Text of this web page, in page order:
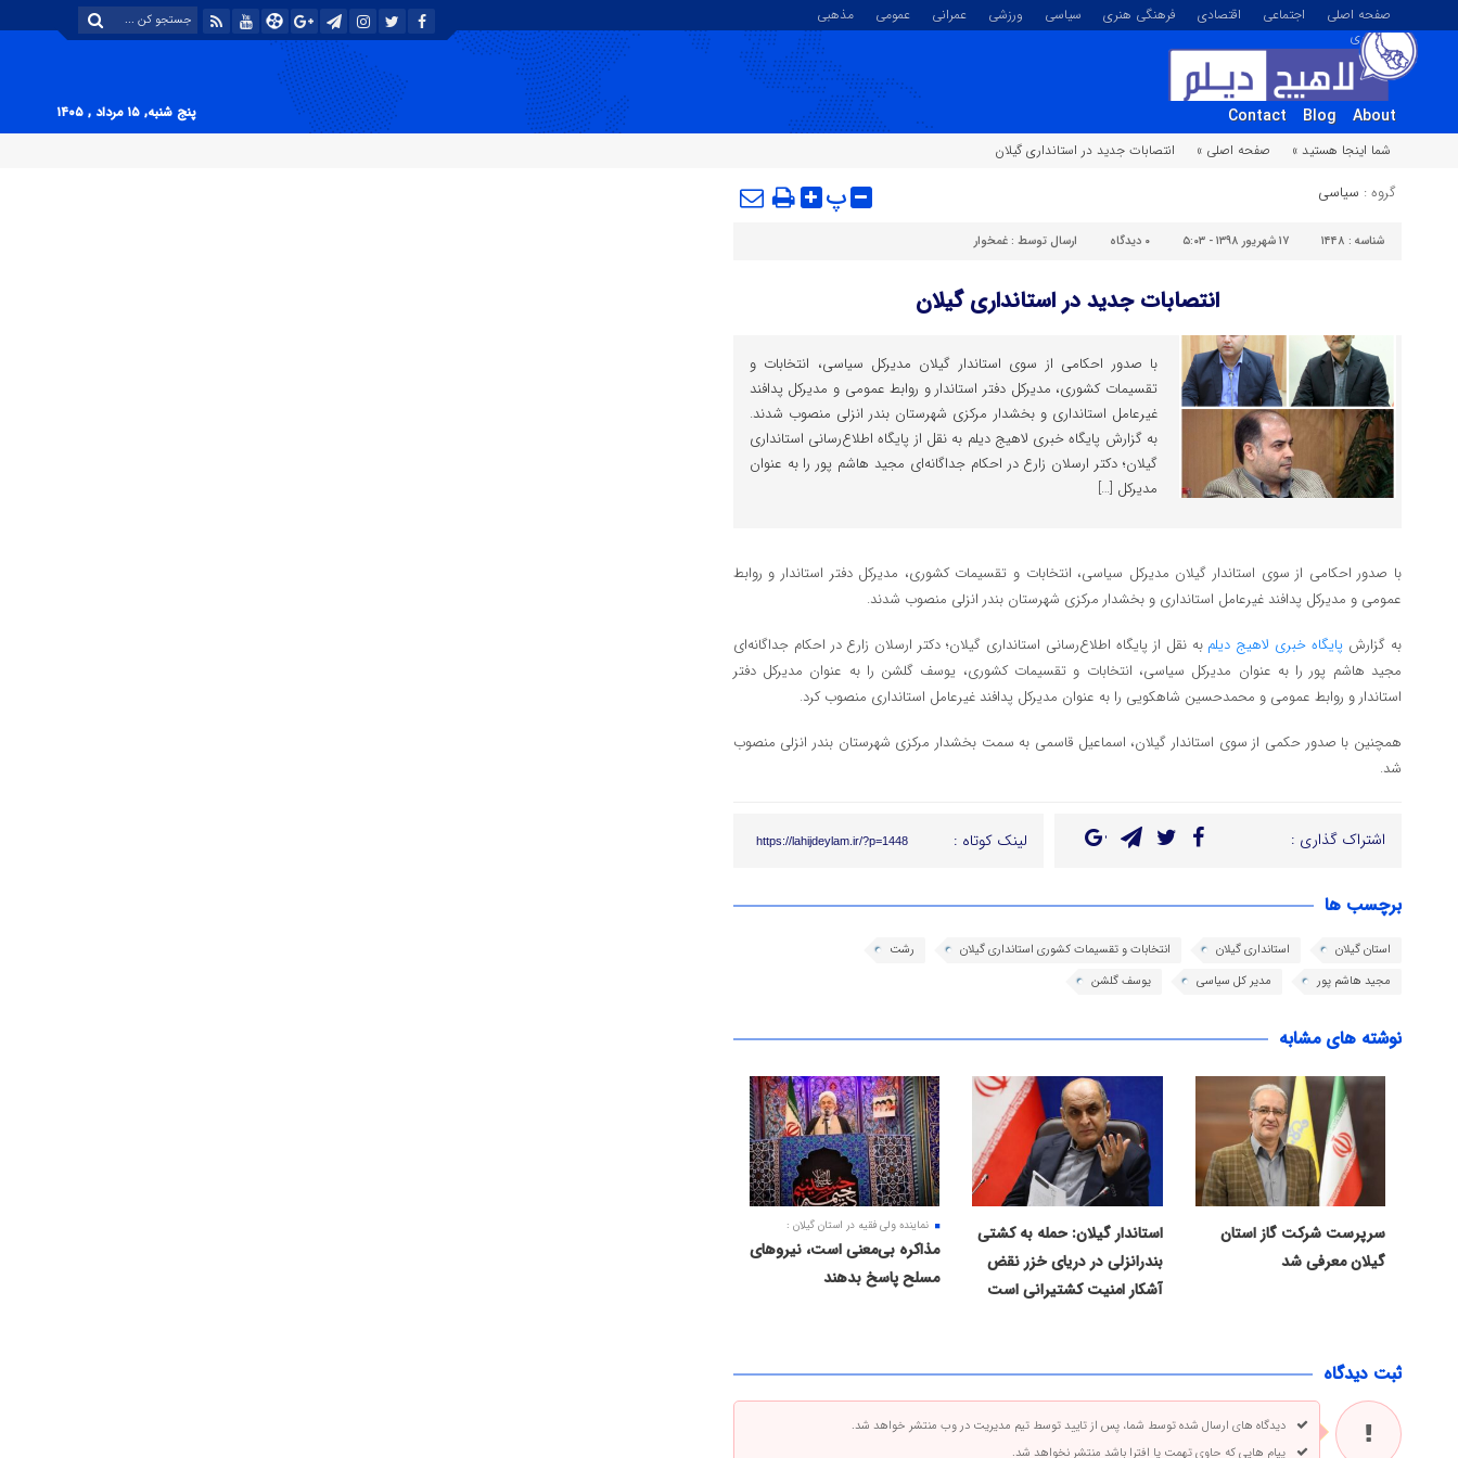
صفحه اصلی اجتماعی اقتصادی فرهنگی هنری سیاسی ورزشی عمرانی عمومی
مذهبی
تصویری
About
Blog
Contact
پنج شنبه, ۱۵ مرداد , ۱۴۰۵
شما اینجا هستید »
صفحه اصلی » انتصابات جدید در استانداری گیلان
گروه : سیاسی پ
شناسه : ۱۴۴۸ ۱۷ شهریور ۱۳۹۸ - ۵:۰۳ ۰ دیدگاه ارسال توسط : غمخوار
انتصابات جدید در استانداری گیلان
با صدور احکامی از سوی استاندار گیلان مدیرکل سیاسی، انتخابات و
تقسیمات کشوری، مدیرکل دفتر استاندار و روابط عمومی و مدیرکل پدافند
غیرعامل استانداری و بخشدار مرکزی شهرستان بندر انزلی منصوب شدند.
به گزارش پایگاه خبری لاهیج دیلم به نقل از پایگاه اطلاع‌رسانی استانداری
گیلان؛ دکتر ارسلان زارع در احکام جداگانه‌ای مجید هاشم پور را به عنوان
مدیرکل […]
با صدور احکامی از سوی استاندار گیلان مدیرکل سیاسی، انتخابات و تقسیمات کشوری، مدیرکل دفتر استاندار و روابط
عمومی و مدیرکل پدافند غیرعامل استانداری و بخشدار مرکزی شهرستان بندر انزلی منصوب شدند.
به گزارش پایگاه خبری لاهیج دیلم به نقل از پایگاه اطلاع‌رسانی استانداری گیلان؛ دکتر ارسلان زارع در احکام جداگانه‌ای
مجید هاشم پور را به عنوان مدیرکل سیاسی، انتخابات و تقسیمات کشوری، یوسف گلشن را به عنوان مدیرکل دفتر
استاندار و روابط عمومی و محمدحسین شاهکویی را به عنوان مدیرکل پدافند غیرعامل استانداری منصوب کرد.
همچنین با صدور حکمی از سوی استاندار گیلان، اسماعیل قاسمی به سمت بخشدار مرکزی شهرستان بندر انزلی منصوب
شد.
اشتراک گذاری : لینک کوتاه : https://lahijdeylam.ir/?p=1448
برچسب ها
استان گیلان استانداری گیلان انتخابات و تقسیمات کشوری استانداری گیلان
رشت
مجید هاشم پور
مدیر کل سیاسی یوسف گلشن
نوشته های مشابه
سرپرست شرکت گاز استان
گیلان معرفی شد
استاندار گیلان: حمله به کشتی
بندرانزلی در دریای خزر نقض
آشکار امنیت کشتیرانی است
نماینده ولی فقیه در استان گیلان :
مذاکره بی‌معنی است، نیروهای
مسلح پاسخ بدهند
ثبت دیدگاه
دیدگاه های ارسال شده توسط شما، پس از تایید توسط تیم مدیریت در وب منتشر خواهد شد.
پیام هایی که حاوی تهمت یا افترا باشد منتشر نخواهد شد.